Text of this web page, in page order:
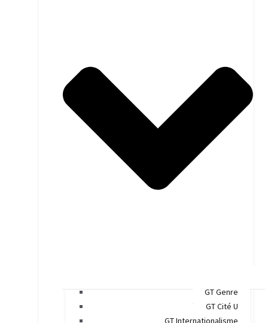
GT Genre
GT Cité U
GT Internationalisme